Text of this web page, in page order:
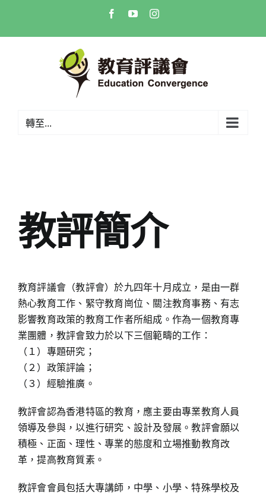
content
FacebookYouTubeInstagram
轉至...
教評簡介
教育評議會（教評會）於九四年十月成立，是由一群
熱心教育工作、緊守教育崗位、關注教育事務、有志
影響教育政策的教育工作者所組成。作為一個教育專
業團體，教評會致力於以下三個範疇的工作：
（１）專題研究；
（２）政策評論；
（３）經驗推廣。
教評會認為香港特區的教育，應主要由專業教育人員
領導及參與，以進行研究、設計及發展。教評會願以
積極、正面、理性、專業的態度和立場推動教育改
革，提高教育質素。
教評會會員包括大專講師，中學、小學、特殊學校及